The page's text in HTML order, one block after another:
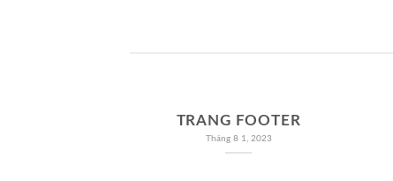
TRANG FOOTER
Tháng 8 1, 2023